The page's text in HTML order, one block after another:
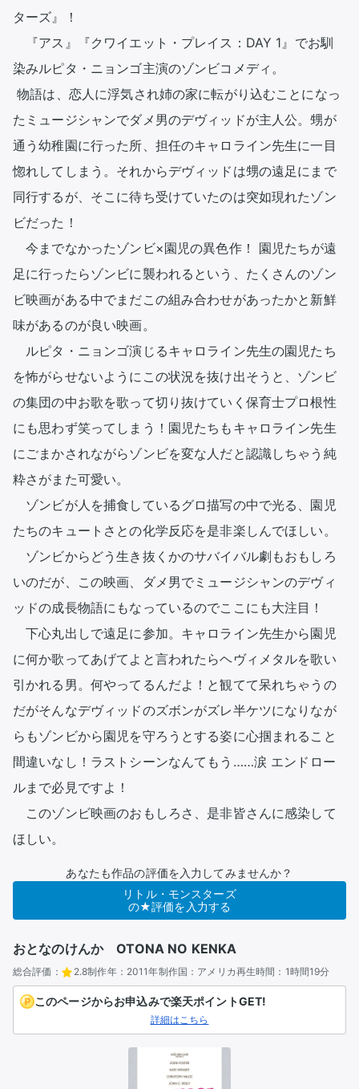
ターズ』！
『アス』『クワイエット・プレイス：DAY 1』でお馴
染みルピタ・ニョンゴ主演のゾンビコメディ。
物語は、恋人に浮気され姉の家に転がり込むことになっ
たミュージシャンでダメ男のデヴィッドが主人公。甥が
通う幼稚園に行った所、担任のキャロライン先生に一目
惚れしてしまう。それからデヴィッドは甥の遠足にまで
同行するが、そこに待ち受けていたのは突如現れたゾン
ビだった！
今までなかったゾンビ×園児の異色作！ 園児たちが遠
足に行ったらゾンビに襲われるという、たくさんのゾン
ビ映画がある中でまだこの組み合わせがあったかと新鮮
味があるのが良い映画。
ルピタ・ニョンゴ演じるキャロライン先生の園児たち
を怖がらせないようにこの状況を抜け出そうと、ゾンビ
の集団の中お歌を歌って切り抜けていく保育士プロ根性
にも思わず笑ってしまう！園児たちもキャロライン先生
にごまかされながらゾンビを変な人だと認識しちゃう純
粋さがまた可愛い。
ゾンビが人を捕食しているグロ描写の中で光る、園児
たちのキュートさとの化学反応を是非楽しんでほしい。
ゾンビからどう生き抜くかのサバイバル劇もおもしろ
いのだが、この映画、ダメ男でミュージシャンのデヴィ
ッドの成長物語にもなっているのでここにも大注目！
下心丸出しで遠足に参加。キャロライン先生から園児
に何か歌ってあげてよと言われたらヘヴィメタルを歌い
引かれる男。何やってるんだよ！と観てて呆れちゃうの
だがそんなデヴィッドのズボンがズレ半ケツになりなが
らもゾンビから園児を守ろうとする姿に心掴まれること
間違いなし！ラストシーンなんてもう……涙 エンドロー
ルまで必見ですよ！
このゾンビ映画のおもしろさ、是非皆さんに感染して
ほしい。
あなたも作品の評価を入力してみませんか？
リトル・モンスターズ
の★評価を入力する
おとなのけんか OTONA NO KENKA
総合評価： 2.8制作年： 2011年制作国： アメリカ再生時間： 1時間19分
このページからお申込みで楽天ポイントGET!
詳細はこちら